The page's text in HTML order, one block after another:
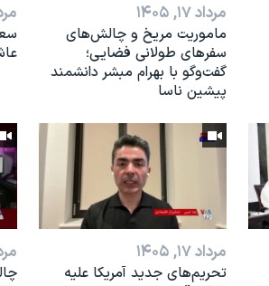
مرداد ۱۷, ۱۴۰۵
ماموریت مریخ و چالش‌های
سفرهای طولانی فضایی؛
گفت‌وگو با بهرام مبشر دانشمند
پیشین ناسا
مرداد ۱۷, ۱۴۰۵
تحریم‌های جدید آمریکا علیه